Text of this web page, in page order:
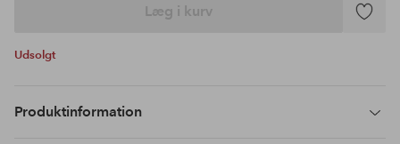
Læg i kurv
Tilføj
Udsolgt
Produktinformation